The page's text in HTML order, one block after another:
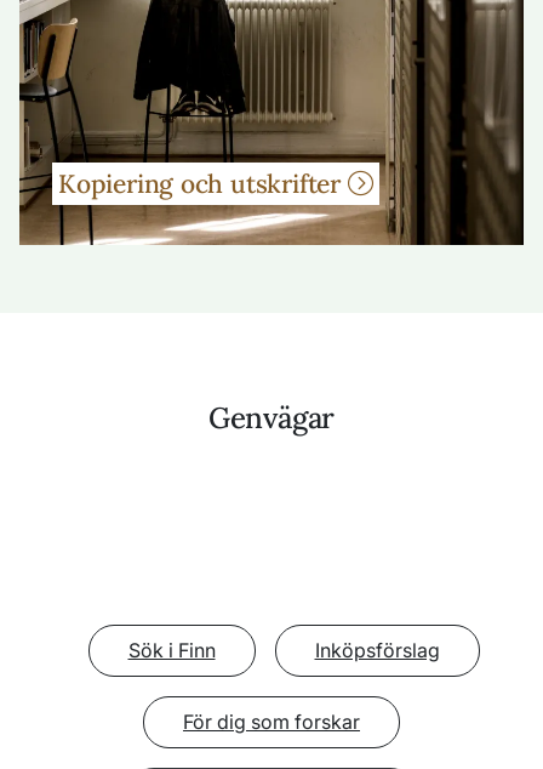
Kopiering och utskrifter
Genvägar
Sök i Finn Inköpsförslag
För dig som forskar